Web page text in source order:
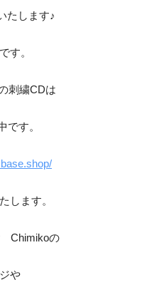
たします♪
す。
繍CDは
です。
します。
Chimikoの
や